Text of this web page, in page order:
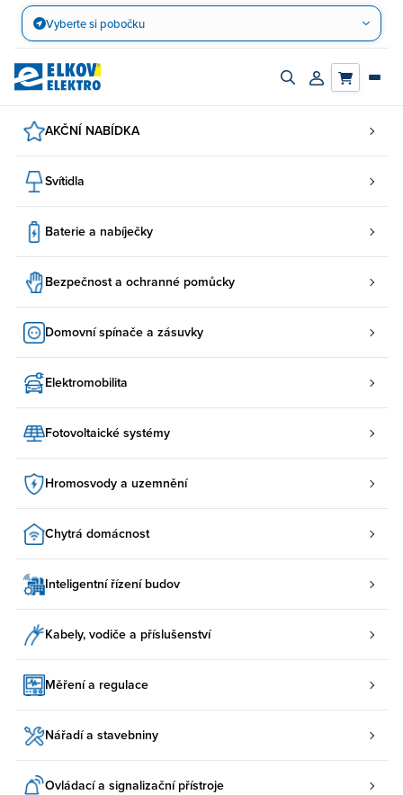
Přejít
obsah
Vyberte si pobočku
Zapnout/vypnout
Přihlásit/
AKČNÍ NABÍDKA
Svítidla
Baterie a nabíječky
Bezpečnost a ochranné pomůcky
Domovní spínače a zásuvky
Elektromobilita
Fotovoltaické systémy
Hromosvody a uzemnění
Chytrá domácnost
Inteligentní řízení budov
Kabely, vodiče a příslušenství
Měření a regulace
Nářadí a stavebniny
Ovládací a signalizační přístroje